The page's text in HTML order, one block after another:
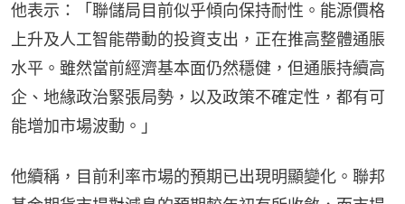
他表示：「聯儲局目前似乎傾向保持耐性。能源價格
上升及人工智能帶動的投資支出，正在推高整體通脹
水平。雖然當前經濟基本面仍然穩健，但通脹持續高
企、地緣政治緊張局勢，以及政策不確定性，都有可
能增加市場波動。」
他續稱，目前利率市場的預期已出現明顯變化。聯邦